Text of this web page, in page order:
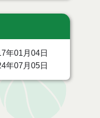
年01月04日
年07月05日